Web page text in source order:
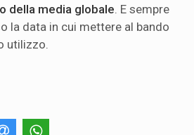
della media globale. E sempre
la data in cui mettere al bando
utilizzo.